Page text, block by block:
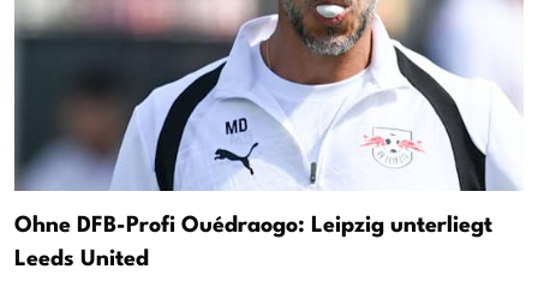
Ohne DFB-Profi Ouédraogo: Leipzig unterliegt
Leeds United